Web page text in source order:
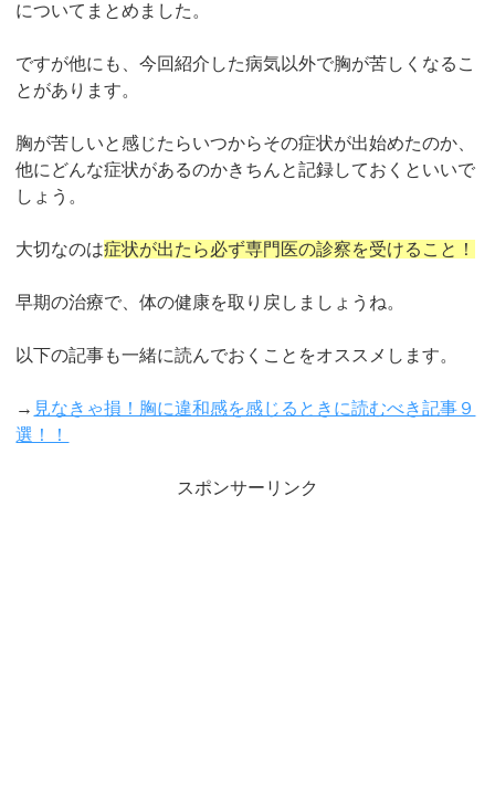
についてまとめました。
ですが他にも、今回紹介した病気以外で胸が苦しくなるこ
とがあります。
胸が苦しいと感じたらいつからその症状が出始めたのか、
他にどんな症状があるのかきちんと記録しておくといいで
しょう。
大切なのは症状が出たら必ず専門医の診察を受けること！
早期の治療で、体の健康を取り戻しましょうね。
以下の記事も一緒に読んでおくことをオススメします。
→ 見なきゃ損！胸に違和感を感じるときに読むべき記事９
選！！
スポンサーリンク